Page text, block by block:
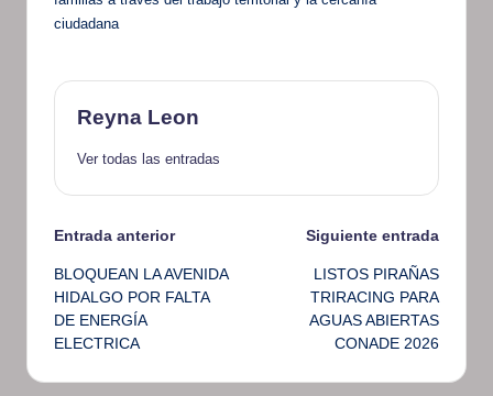
ciudadana
Reyna Leon
Ver todas las entradas
Navegación
de
entradas
Entrada anterior
BLOQUEAN LA AVENIDA
HIDALGO POR FALTA
DE ENERGÍA
ELECTRICA
Siguiente entrada
LISTOS PIRAÑAS
TRIRACING PARA
AGUAS ABIERTAS
CONADE 2026